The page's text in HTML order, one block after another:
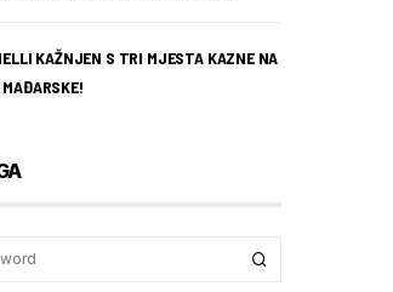
KAŽNJEN S TRI MJESTA KAZNE NA